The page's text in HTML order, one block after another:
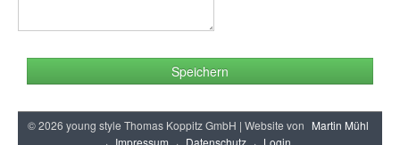
Speichern
© 2026 young style Thomas Koppitz GmbH | Website von Martin Mühl